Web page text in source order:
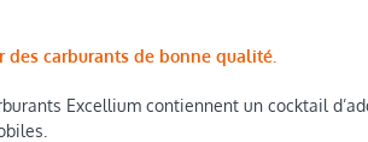
des carburants de bonne qualité.
Excellium contiennent un cocktail